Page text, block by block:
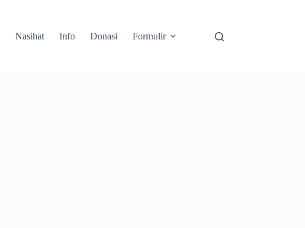
Nasihat Info Donasi Formulir